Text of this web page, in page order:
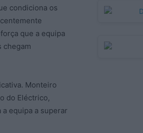
condiciona os
que a equipa
chegam
Monteiro
do Eléctrico,
equipa a superar